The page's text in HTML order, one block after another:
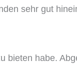
sehr gut
bieten habe.